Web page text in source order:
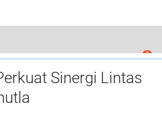
di Jalan Sekadau - Sintang
0
Sinergi Lintas